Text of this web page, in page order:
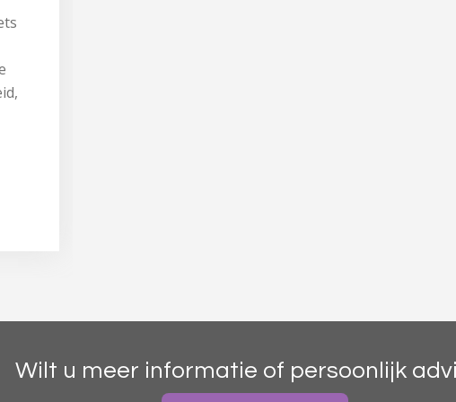
Wilt u meer informatie of persoonlijk